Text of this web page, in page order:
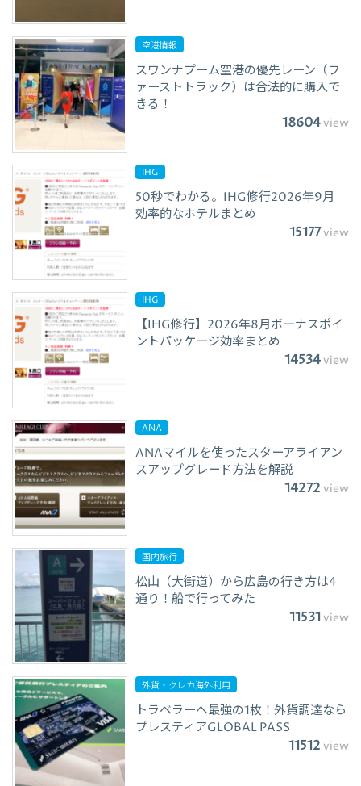
空港情報
スワンナプーム空港の優先レーン（フ
ァーストトラック）は合法的に購入で
きる！
18604view
IHG
50秒でわかる。IHG修行2026年9月
効率的なホテルまとめ
15177view
IHG
【IHG修行】2026年8月ボーナスポイ
ントパッケージ効率まとめ
14534view
ANA
ANAマイルを使ったスターアライアン
スアップグレード方法を解説
14272 view
国内旅行
松山（大街道）から広島の行き方は4
通り！船で行ってみた
11531view
外貨・クレカ海外利用
トラベラーへ最強の1枚！外貨調達なら
プレスティアGLOBAL PASS
11512 view